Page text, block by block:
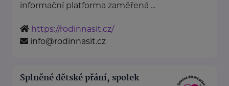
informační platforma zaměřená ...
https://rodinnasit.cz/
info@rodinnasit.cz
Splněné dětské přání, spolek